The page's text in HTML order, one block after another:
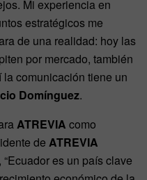
Mi experiencia en
estratégicos me
de una realidad: hoy las
por mercado, también
comunicación tiene un
Domínguez.
ATREVIA como
de ATREVIA
, “Ecuador es un país clave